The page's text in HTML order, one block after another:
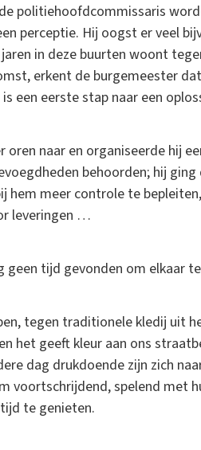
politiehoofdcommissaris
perceptie. Hij oogst er veel
in deze buurten woont
erkent de burgemeester
een eerste stap naar een
oren naar en organiseerde hij
behoorden; hij
hem meer controle te
leveringen …
geen tijd gevonden om elkaar
tegen traditionele kledij uit
het geeft kleur aan ons
dag drukdoende zijn zich
voortschrijdend, spelend met
te genieten.